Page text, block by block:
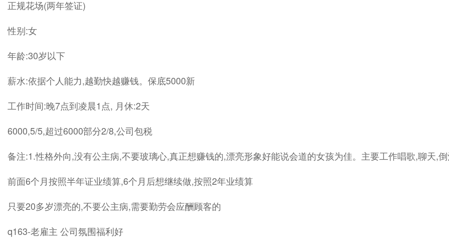
正规花场(两年签证)
性别:女
年龄:30岁以下
薪水:依据个人能力,越勤快越赚钱。保底5000新
工作时间:晚7点到凌晨1点, 月休:2天
6000,5/5,超过6000部分2/8,公司包税
备注:1.性格外向,没有公主病,不要玻璃心,真正想赚钱的,漂亮形象好能说会道的女孩为佳。主要工作唱歌,聊天,
前面6个月按照半年证业绩算,6个月后想继续做,按照2年业绩算
只要20多岁漂亮的,不要公主病,需要勤劳会应酬顾客的
q163-老雇主 公司氛围福利好